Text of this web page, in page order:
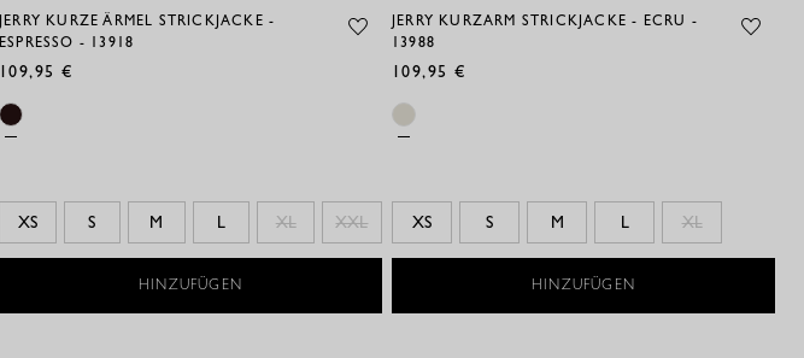
JERRY KURZE ÄRMEL STRICKJACKE -
ESPRESSO - 13918
109,95 €
XS S M L XL XXL
HINZUFÜGEN
JERRY KURZARM STRICKJACKE - ECRU -
13988
109,95 €
XS S M L XL
HINZUFÜGEN